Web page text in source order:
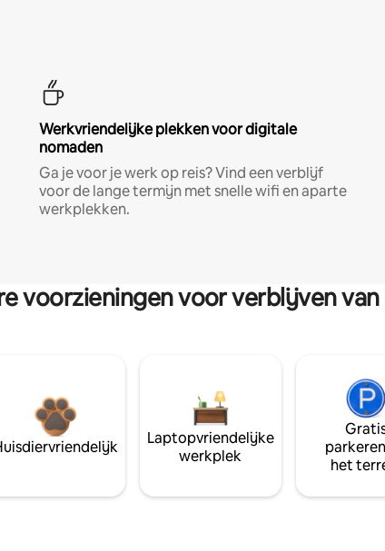
Werkvriendelijke plekken voor digitale
nomaden
Ga je voor je werk op reis? Vind een verblijf
voor de lange termijn met snelle wifi en aparte
werkplekken.
voorzieningen voor verblijven
Laptopvriendelijke
werkplek
het